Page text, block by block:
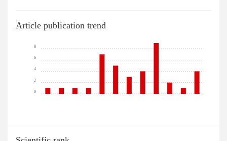
Article publication trend
0
2
4
6
8